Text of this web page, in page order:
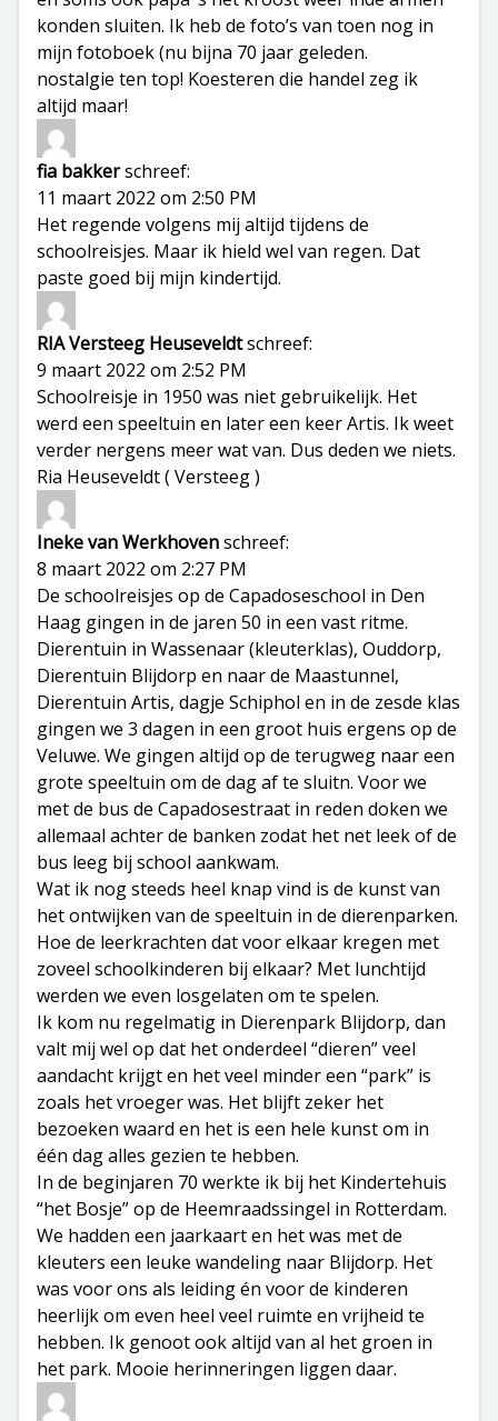
konden sluiten. Ik heb de foto’s van toen nog in
mijn fotoboek (nu bijna 70 jaar geleden.
nostalgie ten top! Koesteren die handel zeg ik
altijd maar!
fia bakkerschreef:
11 maart 2022 om 2:50 PM
Het regende volgens mij altijd tijdens de
schoolreisjes. Maar ik hield wel van regen. Dat
paste goed bij mijn kindertijd.
RIA Versteeg Heuseveldtschreef:
9 maart 2022 om 2:52 PM
Schoolreisje in 1950 was niet gebruikelijk. Het
werd een speeltuin en later een keer Artis. Ik weet
verder nergens meer wat van. Dus deden we niets.
Ria Heuseveldt ( Versteeg )
Ineke van Werkhovenschreef:
8 maart 2022 om 2:27 PM
De schoolreisjes op de Capadoseschool in Den
Haag gingen in de jaren 50 in een vast ritme.
Dierentuin in Wassenaar (kleuterklas), Ouddorp,
Dierentuin Blijdorp en naar de Maastunnel,
Dierentuin Artis, dagje Schiphol en in de zesde klas
gingen we 3 dagen in een groot huis ergens op de
Veluwe. We gingen altijd op de terugweg naar een
grote speeltuin om de dag af te sluitn. Voor we
met de bus de Capadosestraat in reden doken we
allemaal achter de banken zodat het net leek of de
bus leeg bij school aankwam.
Wat ik nog steeds heel knap vind is de kunst van
het ontwijken van de speeltuin in de dierenparken.
Hoe de leerkrachten dat voor elkaar kregen met
zoveel schoolkinderen bij elkaar? Met lunchtijd
werden we even losgelaten om te spelen.
Ik kom nu regelmatig in Dierenpark Blijdorp, dan
valt mij wel op dat het onderdeel “dieren” veel
aandacht krijgt en het veel minder een “park” is
zoals het vroeger was. Het blijft zeker het
bezoeken waard en het is een hele kunst om in
één dag alles gezien te hebben.
In de beginjaren 70 werkte ik bij het Kindertehuis
“het Bosje” op de Heemraadssingel in Rotterdam.
We hadden een jaarkaart en het was met de
kleuters een leuke wandeling naar Blijdorp. Het
was voor ons als leiding én voor de kinderen
heerlijk om even heel veel ruimte en vrijheid te
hebben. Ik genoot ook altijd van al het groen in
het park. Mooie herinneringen liggen daar.